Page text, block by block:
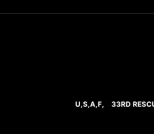
U,S,A,F, 33RD